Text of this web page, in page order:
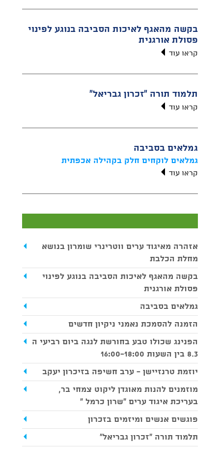
בקשה מהאגף לאיכות הסביבה בנוגע לפינוי
פסולת אורגנית
קראו עוד
תלמוד תורה "זכרון גבריאל"
קראו עוד
גמלאים בסביבה
גמלאים לוקחים חלק בקהילה אכפתית
קראו עוד
אזהרה מאיגוד ערים ווטרינרי שומרון בנושא
מחלת הכלבת
בקשה מהאגף לאיכות הסביבה בנוגע לפינוי
פסולת אורגנית
גמלאים בסביבה
הזמנה להסמכת נאמני ניקיון חדשים
הפנינג שכולו טבע בחורשת לנגה ביום רביעי ה
8.3 בין השעות 16:00-18:00
יוזמת טרנזיישן - ערב חשיפה בזיכרון יעקב
מוזמנים להנות מאוגדן ליקוט צמחי בר,
בעריכת איגוד ערים "שרון כרמל "
פוגשים אנשים ומיזמים בזכרון
תלמוד תורה "זכרון גבריאל"